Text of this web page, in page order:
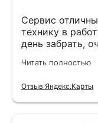
Сервис
технику в
день забрать,
Читать полностью
Отзыв Яндекс.Карты